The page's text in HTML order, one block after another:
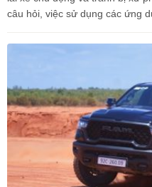
câu hỏi, việc sử dụng các ứng